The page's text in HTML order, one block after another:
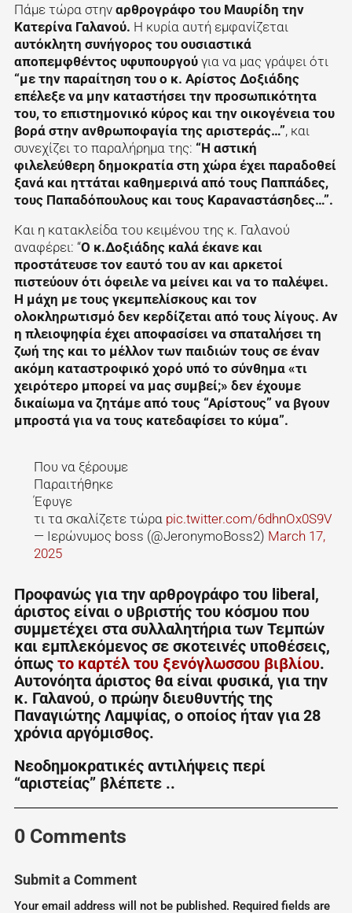
Πάμε τώρα στην αρθρογράφο του Μαυρίδη την
Κατερίνα Γαλανού. Η κυρία αυτή εμφανίζεται
αυτόκλητη συνήγορος του ουσιαστικά
αποπεμφθέντος υφυπουργούγια να μας γράψει ότι
“με την παραίτηση του ο κ. Αρίστος Δοξιάδης
επέλεξε να μην καταστήσει την προσωπικότητα
του, το επιστημονικό κύρος και την οικογένεια του
βορά στην ανθρωποφαγία της αριστεράς…”, και
συνεχίζει το παραλήρημα της: “Η αστική
φιλελεύθερη δημοκρατία στη χώρα έχει παραδοθεί
ξανά και ηττάται καθημερινά από τους Παππάδες,
τους Παπαδόπουλους και τους Καραναστάσηδες…”.
Και η κατακλείδα του κειμένου της κ. Γαλανού
αναφέρει: “Ο κ.Δοξιάδης καλά έκανε και
προστάτευσε τον εαυτό του αν και αρκετοί
πιστεύουν ότι όφειλε να μείνει και να το παλέψει.
Η μάχη με τους γκεμπελίσκους και τον
ολοκληρωτισμό δεν κερδίζεται από τους λίγους. Αν
η πλειοψηφία έχει αποφασίσει να σπαταλήσει τη
ζωή της και το μέλλον των παιδιών τους σε έναν
ακόμη καταστροφικό χορό υπό το σύνθημα «τι
χειρότερο μπορεί να μας συμβεί;» δεν έχουμε
δικαίωμα να ζητάμε από τους “Αρίστους” να βγουν
μπροστά για να τους κατεδαφίσει το κύμα”.
Που να ξέρουμε
Παραιτήθηκε
Έφυγε
τι τα σκαλίζετε τώρα pic.twitter.com/6dhnOx0S9V
— Ιερώνυμος boss (@JeronymoBoss2) March 17,
2025
Προφανώς για την αρθρογράφο του liberal,
άριστος είναι ο υβριστής του κόσμου που
συμμετέχει στα συλλαλητήρια των Τεμπών
και εμπλεκόμενος σε σκοτεινές υποθέσεις,
όπως το καρτέλ του ξενόγλωσσου βιβλίου.
Αυτονόητα άριστος θα είναι φυσικά, για την
κ. Γαλανού, ο πρώην διευθυντής της
Παναγιώτης Λαμψίας, ο οποίος ήταν για 28
χρόνια αργόμισθος.
Νεοδημοκρατικές αντιλήψεις περί
“αριστείας” βλέπετε ..
0 Comments
Submit a Comment
Your email address will not be published. Required fields are